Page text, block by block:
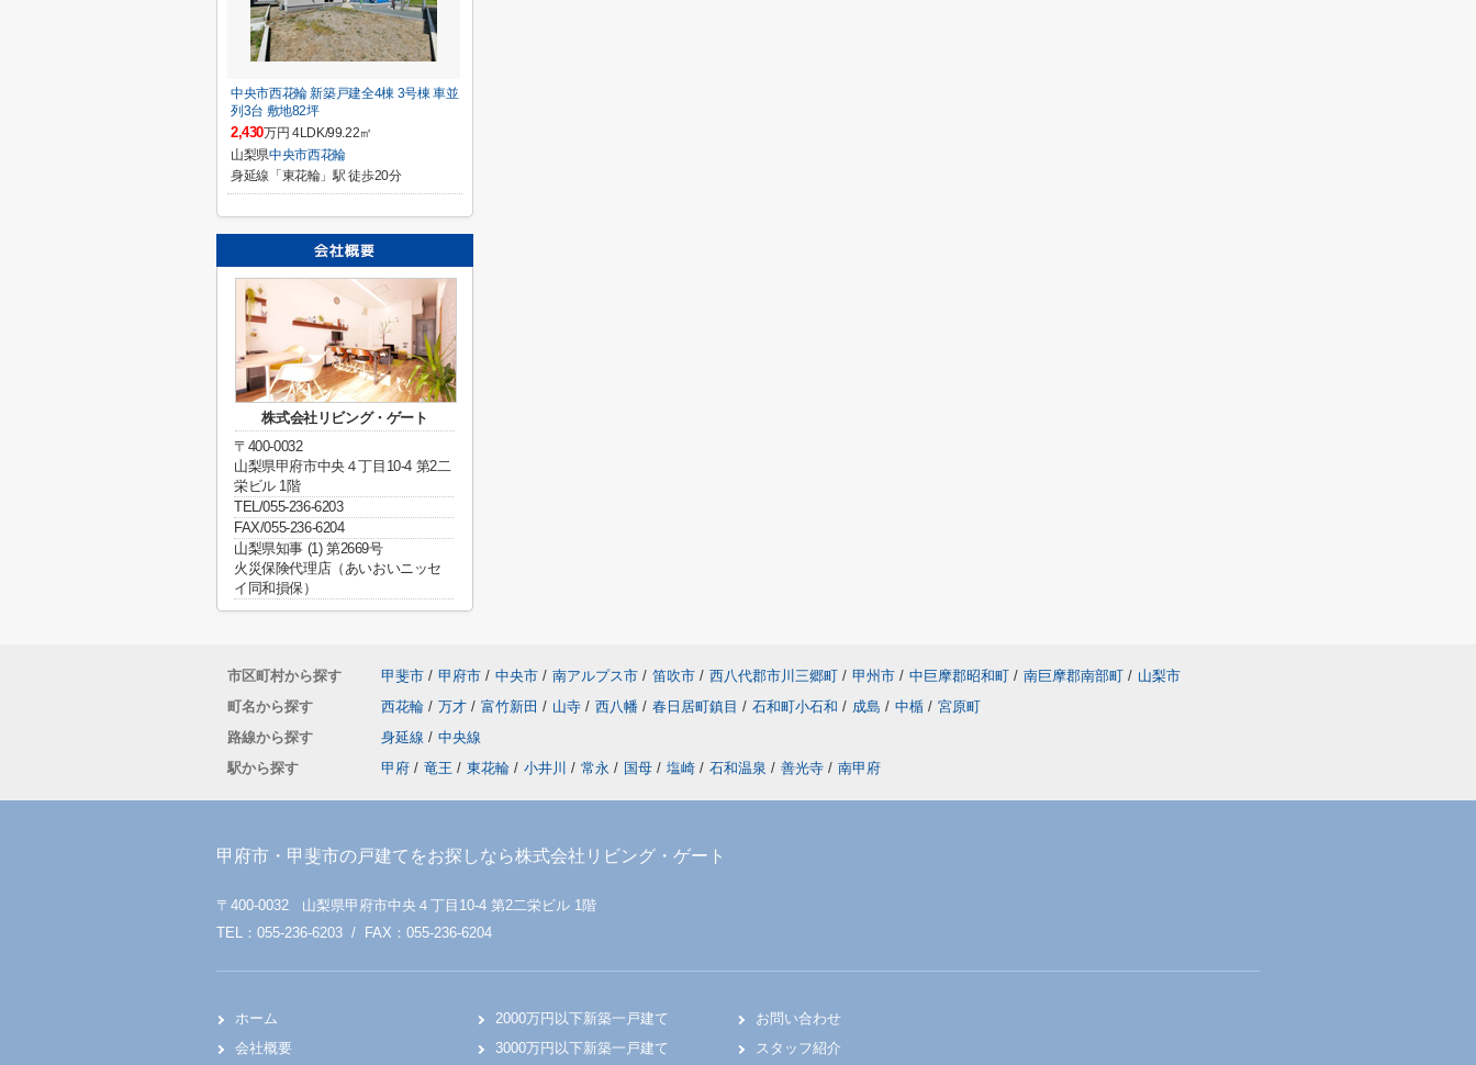
中央市西花輪 新築戸建全4棟 3号棟 車並
列3台 敷地82坪
2,430万円 4LDK/99.22㎡
山梨県中央市西花輪
身延線「東花輪」駅 徒歩20分
株式会社リビング・ゲート
〒400-0032
山梨県甲府市中央４丁目10-4 第2二
栄ビル 1階
TEL/055-236-6203
FAX/055-236-6204
山梨県知事 (1) 第2669号
火災保険代理店（あいおいニッセ
イ同和損保）
市区町村から探す 甲斐市 / 甲府市 / 中央市 / 南アルプス市 / 笛吹市 / 西八代郡市川三郷町 / 甲州市 / 中巨摩郡昭和町 / 南巨摩郡南部町 / 山梨市
町名から探す
西花輪 / 万才 / 富竹新田 / 山寺 / 西八幡 / 春日居町鎮目 / 石和町小石和 / 成島 / 中楯 / 宮原町
路線から探す
身延線 / 中央線
駅から探す
甲府 / 竜王 / 東花輪 / 小井川 / 常永 / 国母 / 塩崎 / 石和温泉 / 善光寺 / 南甲府
甲府市・甲斐市の戸建てをお探しなら株式会社リビング・ゲート
〒400-0032 山梨県甲府市中央４丁目10-4 第2二栄ビル 1階
TEL：055-236-6203 / FAX：055-236-6204
ホーム
会社概要
2000万円以下新築一戸建て
3000万円以下新築一戸建て
お問い合わせ
スタッフ紹介